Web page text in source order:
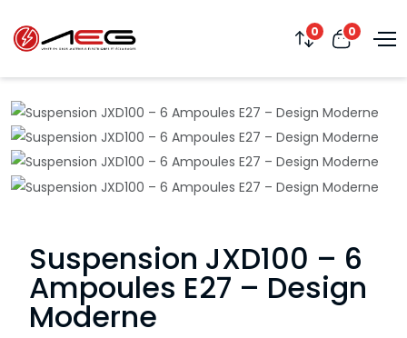
0 0
Suspension JXD100 – 6
Ampoules E27 – Design
Moderne